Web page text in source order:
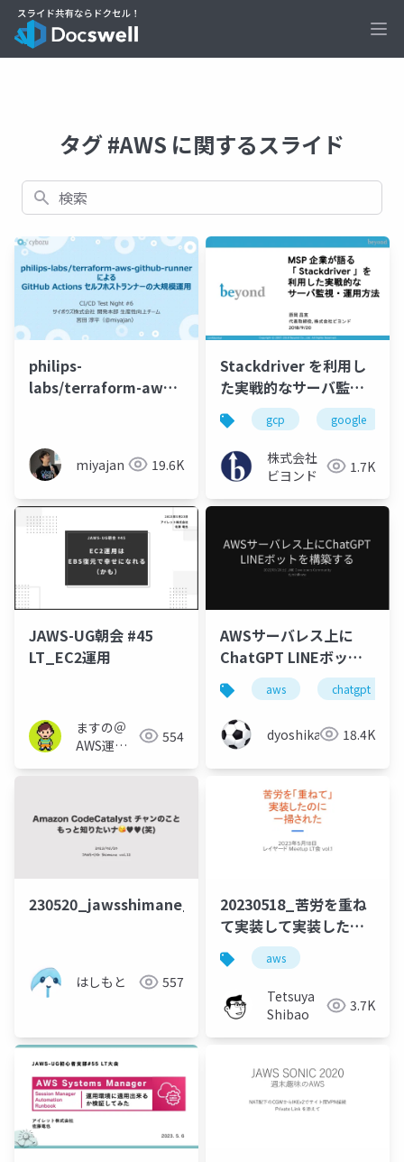
タグ #AWS に関するスライド
検索
philips-
labs/terraform-aws-
ルフホストランナーの
大規模運用miyajan 19.6K
Stackdriver を利用し
た実戦的なサーバ監
視・運用方法
gcp google
株式会社
ビヨンド
1.7K
JAWS-UG朝会 #45
LT_EC2運用
ますの＠
AWS運用
554
AWSサーバレス上に
ChatGPT LINEボット
を構築する
aws chatgpt
dyoshikawa 18.4K
230520_jawsshimane_codecatalyst
はしもと 557
20230518_苦労を重ね
て実装して実装したの
に一掃されたこと
aws
Tetsuya
Shibao
3.7K